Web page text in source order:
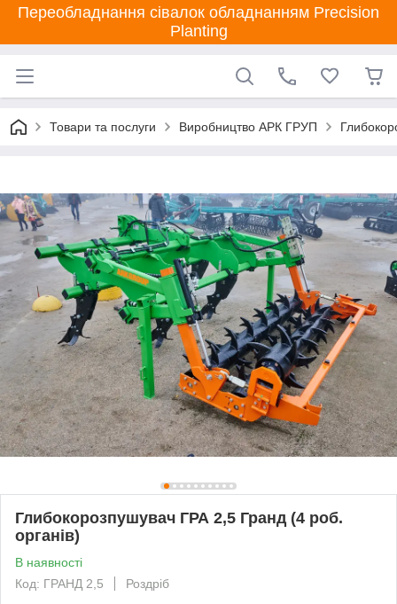
Переобладнання сівалок обладнанням Precision
Planting
Товари та послуги Виробництво АРК ГРУП
Глибокорозпушувач ГРА 2,5 Гранд (4 роб.
органів)
В наявності
Код: ГРАНД 2,5
Роздріб